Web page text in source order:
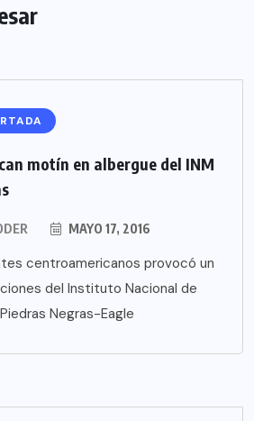
motín en albergue del INM
MAYO 17, 2016
centroamericanos provocó un
del Instituto Nacional de
Negras-Eagle